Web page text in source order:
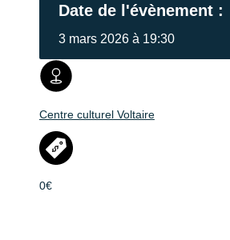
Date de l'évènement :
3 mars 2026 à 19:30
Centre culturel Voltaire
0€